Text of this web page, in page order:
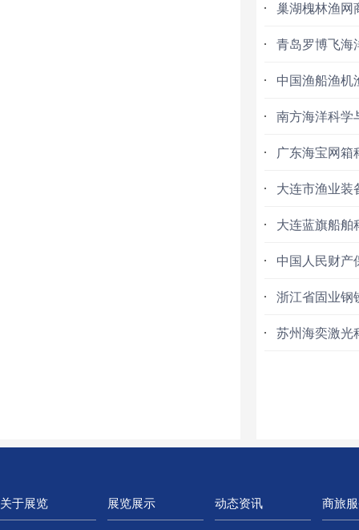
巢湖槐林渔网
青岛罗博飞海
中国渔船渔机
南方海洋科学
广东海宝网箱
大连市渔业装
大连蓝旗船舶
中国人民财产
浙江省固业钢
苏州海奕激光
关于展览 展览展示 动态资讯 商旅